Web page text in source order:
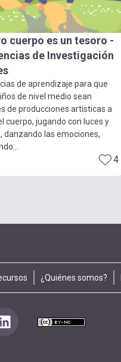
cuerpo es un tesoro -
de Investigación
de aprendizaje para que
de nivel medio sean
de producciones artísticas a
cuerpo, jugando con luces y
danzando las emociones,
4
¿Quiénes somos?